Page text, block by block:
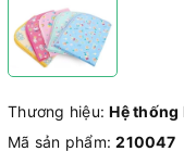
Thương hiệu:Hệ
Mã sản phẩm:210047